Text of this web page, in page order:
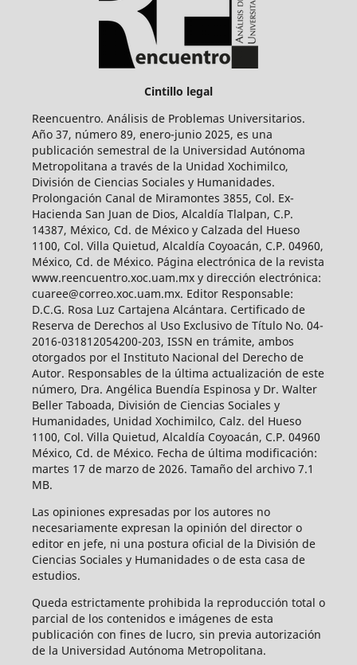
Cintillo legal
Reencuentro. Análisis de Problemas Universitarios.
Año 37, número 89, enero-junio 2025, es una
publicación semestral de la Universidad Autónoma
Metropolitana a través de la Unidad Xochimilco,
División de Ciencias Sociales y Humanidades.
Prolongación Canal de Miramontes 3855, Col. Ex-
Hacienda San Juan de Dios, Alcaldía Tlalpan, C.P.
14387, México, Cd. de México y Calzada del Hueso
1100, Col. Villa Quietud, Alcaldía Coyoacán, C.P. 04960,
México, Cd. de México. Página electrónica de la revista
www.reencuentro.xoc.uam.mx y dirección electrónica:
cuaree@correo.xoc.uam.mx. Editor Responsable:
D.C.G. Rosa Luz Cartajena Alcántara. Certificado de
Reserva de Derechos al Uso Exclusivo de Título No. 04-
2016-031812054200-203, ISSN en trámite, ambos
otorgados por el Instituto Nacional del Derecho de
Autor. Responsables de la última actualización de este
número, Dra. Angélica Buendía Espinosa y Dr. Walter
Beller Taboada, División de Ciencias Sociales y
Humanidades, Unidad Xochimilco, Calz. del Hueso
1100, Col. Villa Quietud, Alcaldía Coyoacán, C.P. 04960
México, Cd. de México. Fecha de última modificación:
martes 17 de marzo de 2026. Tamaño del archivo 7.1
MB.
Las opiniones expresadas por los autores no
necesariamente expresan la opinión del director o
editor en jefe, ni una postura oficial de la División de
Ciencias Sociales y Humanidades o de esta casa de
estudios.
Queda estrictamente prohibida la reproducción total o
parcial de los contenidos e imágenes de esta
publicación con fines de lucro, sin previa autorización
de la Universidad Autónoma Metropolitana.